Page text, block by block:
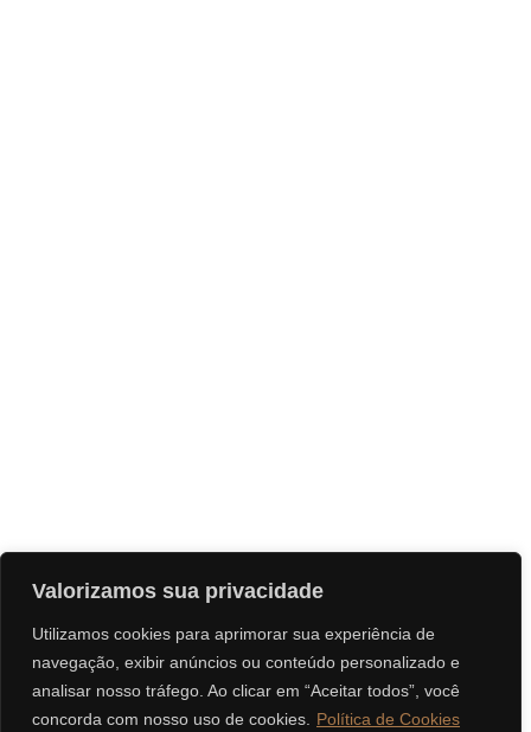
Valorizamos sua privacidade
Utilizamos cookies para aprimorar sua experiência de
navegação, exibir anúncios ou conteúdo personalizado e
analisar nosso tráfego. Ao clicar em “Aceitar todos”, você
concorda com nosso uso de cookies.
Política de Cookies